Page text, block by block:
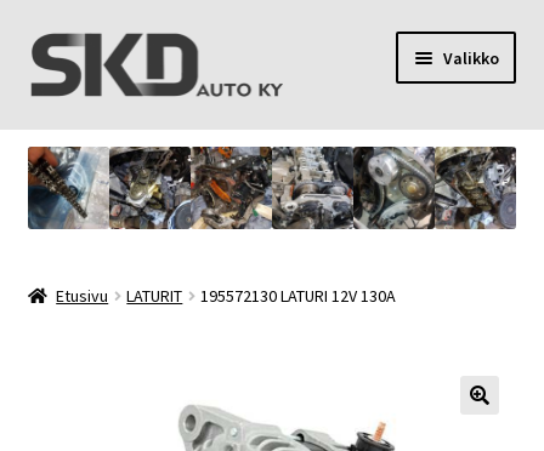
Siirry
navigointiin
Siirry
sisältöön
Valikko
SKD Auto Ky
Toimitusehdot
Etusivu LATURIT 195572130 LATURI 12V 130A